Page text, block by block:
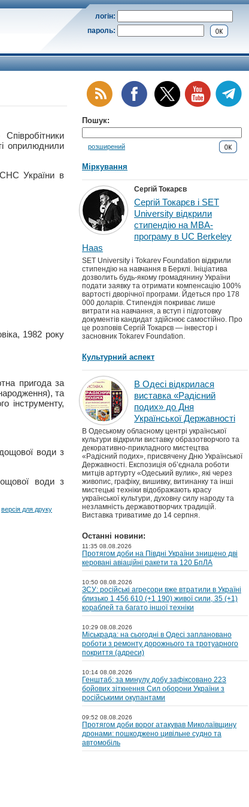
логін:
пароль:
оприлюднили
України в
1982 року
пригода за
та
інструменту,
води з
води з
версія для друку
Пошук:
розширений
Міркування
Сергій Токарєв
Сергій Токарєв і SET
University відкрили
стипендію на MBA-
програму в UC Berkeley
Haas
SET University і Tokarev Foundation відкрили
стипендію на навчання в Берклі. Ініціатива
дозволить будь-якому громадянину України
подати заявку та отримати компенсацію 100%
вартості дворічної програми. Йдеться про 178
000 доларів. Стипендія покриває лише
витрати на навчання, а вступ і підготовку
документів кандидат здійснює самостійно. Про
це розповів Сергій Токарєв — інвестор і
засновник Tokarev Foundation.
Культурний аспект
В Одесі відкрилася
виставка «Радісний
подих» до Дня
Української Державності
В Одеському обласному центрі української
культури відкрили виставку образотворчого та
декоративно-прикладного мистецтва
«Радісний подих», присвячену Дню Української
Державності. Експозиція об’єднала роботи
митців артгурту «Одеський вулик», які через
живопис, графіку, вишивку, витинанку та інші
мистецькі техніки відображають красу
української культури, духовну силу народу та
незламність державотворчих традицій.
Виставка триватиме до 14 серпня.
Останні новини:
11:35 08.08.2026
Протягом доби на Півдні України знищено дві
керовані авіаційні ракети та 120 БпЛА
10:50 08.08.2026
ЗСУ: російські агресори вже втратили в Україні
близько 1 456 610 (+1 190) живої сили, 35 (+1)
кораблей та багато іншої техніки
10:29 08.08.2026
Міськрада: на cьогодні в Одесі заплановано
роботи з ремонту дорожнього та тротуарного
покриття (адреси)
10:14 08.08.2026
Генштаб: за минулу добу зафіксовано 223
бойових зіткнення Сил оборони України з
російськими окупантами
09:52 08.08.2026
Протягом доби ворог атакував Миколаївщину
дронами: пошкоджено цивільне судно та
автомобіль